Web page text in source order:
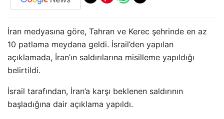
İran medyasına göre, Tahran ve Kerec şehrinde en az
10 patlama meydana geldi. İsrail’den yapılan
açıklamada, İran’ın saldırılarına misilleme yapıldığı
belirtildi.
İsrail tarafından, İran’a karşı beklenen saldırının
başladığına dair açıklama yapıldı.